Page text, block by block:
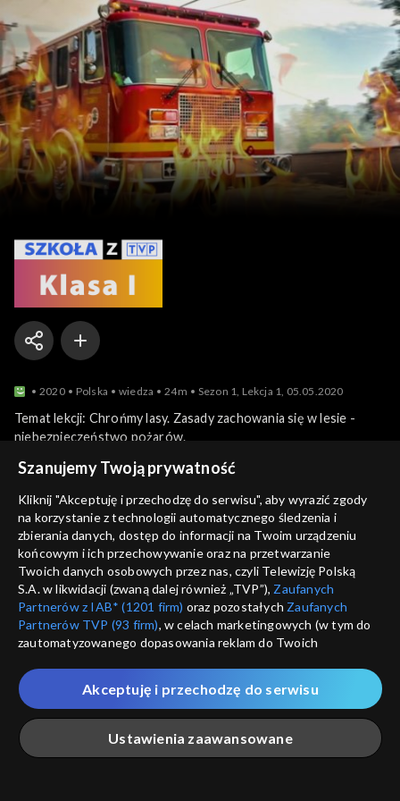
Szkoła z TVP: klasa 1
2020 Polska wiedza 24m Sezon 1, Lekcja 1, 05.05.2020
Temat lekcji: Chrońmy lasy. Zasady zachowania się w lesie -
niebezpieczeństwo pożarów.
więcej
Sezony i odcinki
Wybierz
Lekcja 1
Lekcja 2
Lekcja 3
Rekomendowane dla Ciebie
Szanujemy Twoją prywatność
Kliknij "Akceptuję i przechodzę do serwisu", aby wyrazić zgody
na korzystanie z technologii automatycznego śledzenia i
zbierania danych, dostęp do informacji na Twoim urządzeniu
końcowym i ich przechowywanie oraz na przetwarzanie
Twoich danych osobowych przez nas, czyli Telewizję Polską
S.A. w likwidacji (zwaną dalej również „TVP”), Zaufanych
Partnerów z IAB* (1201 firm) oraz pozostałych Zaufanych
Partnerów TVP (93 firm), w celach marketingowych (w tym do
zautomatyzowanego dopasowania reklam do Twoich
które wskazujemy poniżej, a także zgody na udostępnianie
przez nas identyfikatora PPID do Google.
Twoje dane osobowe zbierane podczas odwiedzania przez
Ciebie naszych
poszczególnych serwisówzwanych dalej
„Portalem”, w tym informacje zapisywane za pomocą
Ustawienia zaawansowane
Akceptuję i przechodzę do serwisu